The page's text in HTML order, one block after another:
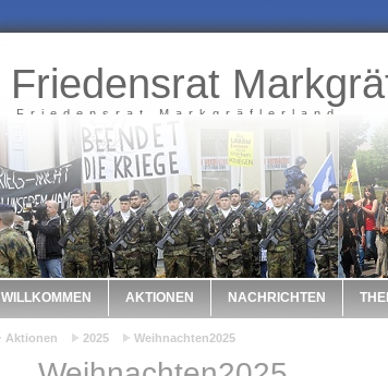
Friedensrat
Friedensrat Markgräflerland
WILLKOMMEN AKTIONEN NACHRICHTEN
Aktionen 2025 Weihnachten2025